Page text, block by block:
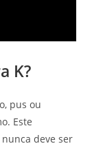
K?
pus ou
Este
deve ser